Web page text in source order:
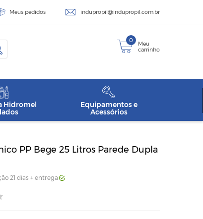
Meus pedidos indupropil@indupropil.com.br
0
Meu
carrinho
Hidromel
Equipamentos e
Acessórios
PP Bege 25 Litros Parede Dupla
21 dias + entrega